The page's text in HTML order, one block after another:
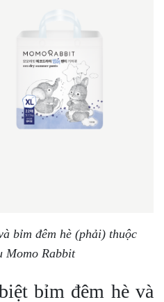
bỉm đêm hè (phải) thuộc
Momo Rabbit
bỉm đêm hè và